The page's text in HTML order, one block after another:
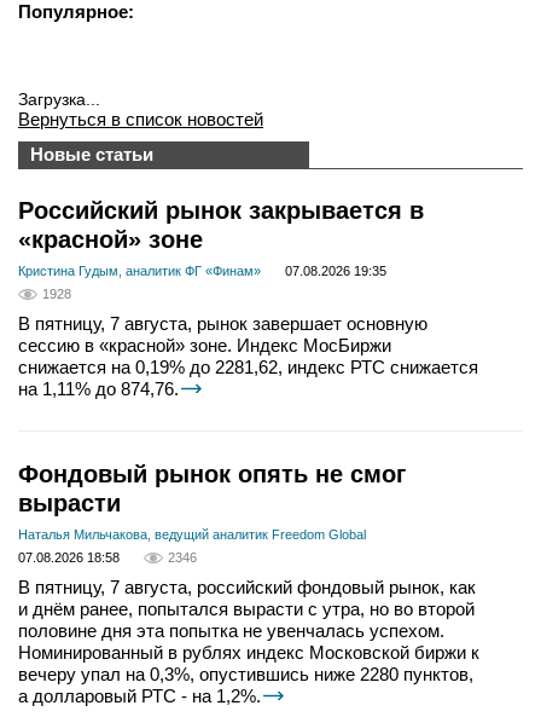
Популярное:
Загрузка...
Вернуться в список новостей
Новые статьи
Российский рынок закрывается в
«красной» зоне
Кристина Гудым, аналитик ФГ «Финам»
07.08.2026 19:35
1928
В пятницу, 7 августа, рынок завершает основную
сессию в «красной» зоне. Индекс МосБиржи
снижается на 0,19% до 2281,62, индекс РТС снижается
на 1,11% до 874,76.
Фондовый рынок опять не смог
вырасти
Наталья Мильчакова, ведущий аналитик Freedom Global
07.08.2026 18:58
2346
В пятницу, 7 августа, российский фондовый рынок, как
и днём ранее, попытался вырасти с утра, но во второй
половине дня эта попытка не увенчалась успехом.
Номинированный в рублях индекс Московской биржи к
вечеру упал на 0,3%, опустившись ниже 2280 пунктов,
а долларовый РТС - на 1,2%.